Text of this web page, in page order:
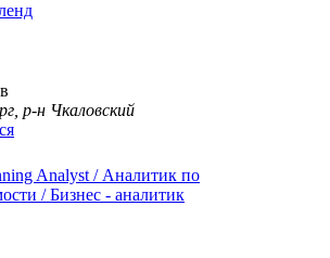
р-н Чкаловский
Analyst / Аналитик по
/ Бизнес - аналитик